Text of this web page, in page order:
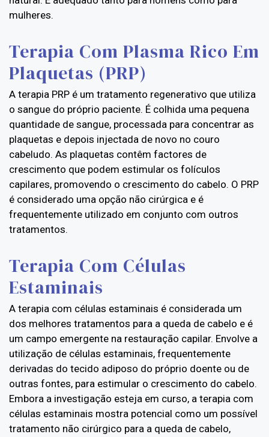
mulheres.
Terapia Com Plasma Rico Em
Plaquetas (PRP)
A terapia PRP é um tratamento regenerativo que utiliza
o sangue do próprio paciente. É colhida uma pequena
quantidade de sangue, processada para concentrar as
plaquetas e depois injectada de novo no couro
cabeludo. As plaquetas contêm factores de
crescimento que podem estimular os folículos
capilares, promovendo o crescimento do cabelo. O PRP
é considerado uma opção não cirúrgica e é
frequentemente utilizado em conjunto com outros
tratamentos.
Terapia Com Células
Estaminais
A terapia com células estaminais é considerada um
dos melhores tratamentos para a queda de cabelo e é
um campo emergente na restauração capilar. Envolve a
utilização de células estaminais, frequentemente
derivadas do tecido adiposo do próprio doente ou de
outras fontes, para estimular o crescimento do cabelo.
Embora a investigação esteja em curso, a terapia com
células estaminais mostra potencial como um possível
tratamento não cirúrgico para a queda de cabelo,